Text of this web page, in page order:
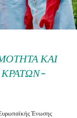
ΚΑΙ
Ένωσης